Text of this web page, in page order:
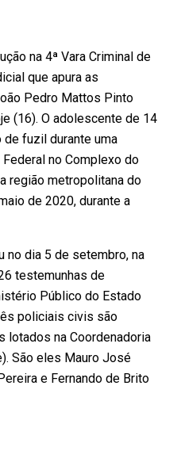
na 4ª Vara Criminal de
que apura as
Pedro Mattos Pinto
(16). O adolescente de 14
fuzil durante uma
no Complexo do
região metropolitana do
de 2020, durante a
no dia 5 de setembro, na
testemunhas de
Público do Estado
policiais civis são
lotados na Coordenadoria
São eles Mauro José
e Fernando de Brito